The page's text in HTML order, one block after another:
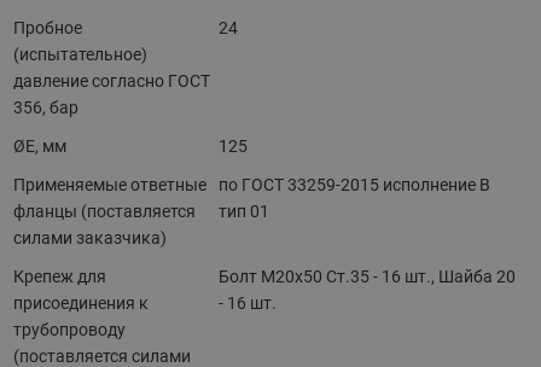
Пробное
(испытательное)
давление согласно ГОСТ
356, бар
24
ØE, мм
125
Применяемые ответные
фланцы (поставляется
силами заказчика)
по ГОСТ 33259-2015 исполнение В
тип 01
Крепеж для
присоединения к
трубопроводу
(поставляется силами
Болт M20x50 Ст.35 - 16 шт., Шайба 20
- 16 шт.